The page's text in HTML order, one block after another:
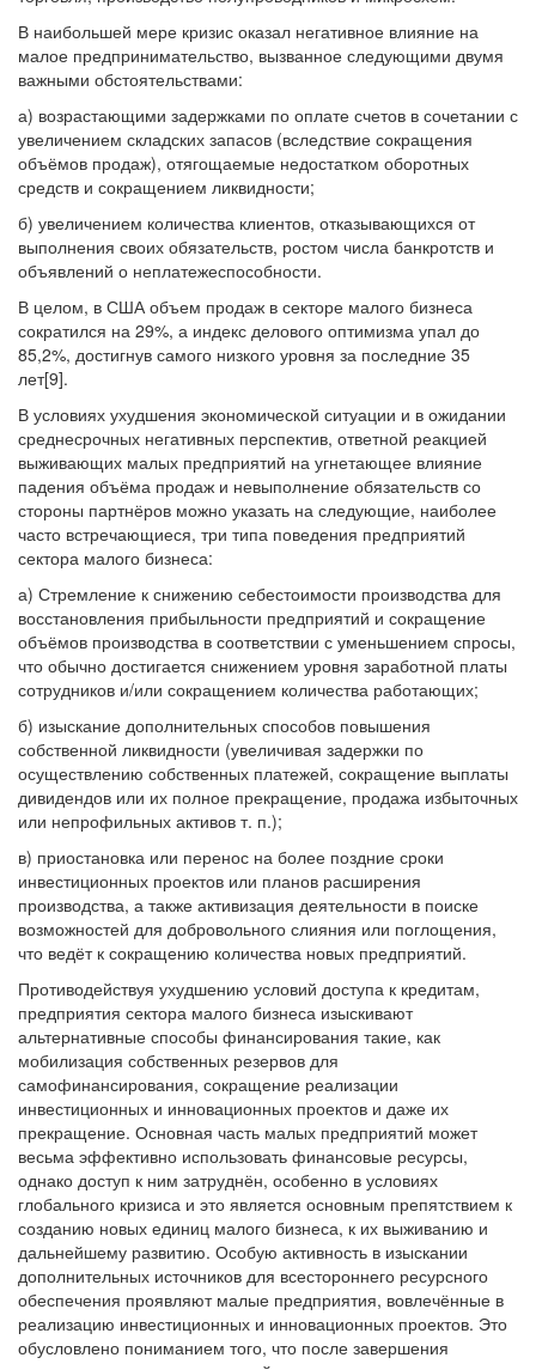
В наибольшей мере кризис оказал негативное влияние на
малое предпринимательство, вызванное следующими двумя
важными обстоятельствами:
а) возрастающими задержками по оплате счетов в сочетании с
увеличением складских запасов (вследствие сокращения
объёмов продаж), отягощаемые недостатком оборотных
средств и сокращением ликвидности;
б) увеличением количества клиентов, отказывающихся от
выполнения своих обязательств, ростом числа банкротств и
объявлений о неплатежеспособности.
В целом, в США объем продаж в секторе малого бизнеса
сократился на 29%, а индекс делового оптимизма упал до
85,2%, достигнув самого низкого уровня за последние 35
лет[9].
В условиях ухудшения экономической ситуации и в ожидании
среднесрочных негативных перспектив, ответной реакцией
выживающих малых предприятий на угнетающее влияние
падения объёма продаж и невыполнение обязательств со
стороны партнёров можно указать на следующие, наиболее
часто встречающиеся, три типа поведения предприятий
сектора малого бизнеса:
а) Стремление к снижению себестоимости производства для
восстановления прибыльности предприятий и сокращение
объёмов производства в соответствии с уменьшением спросы,
что обычно достигается снижением уровня заработной платы
сотрудников и/или сокращением количества работающих;
б) изыскание дополнительных способов повышения
собственной ликвидности (увеличивая задержки по
осуществлению собственных платежей, сокращение выплаты
дивидендов или их полное прекращение, продажа избыточных
или непрофильных активов т. п.);
в) приостановка или перенос на более поздние сроки
инвестиционных проектов или планов расширения
производства, а также активизация деятельности в поиске
возможностей для добровольного слияния или поглощения,
что ведёт к сокращению количества новых предприятий.
Противодействуя ухудшению условий доступа к кредитам,
предприятия сектора малого бизнеса изыскивают
альтернативные способы финансирования такие, как
мобилизация собственных резервов для
самофинансирования, сокращение реализации
инвестиционных и инновационных проектов и даже их
прекращение. Основная часть малых предприятий может
весьма эффективно использовать финансовые ресурсы,
однако доступ к ним затруднён, особенно в условиях
глобального кризиса и это является основным препятствием к
созданию новых единиц малого бизнеса, к их выживанию и
дальнейшему развитию. Особую активность в изыскании
дополнительных источников для всестороннего ресурсного
обеспечения проявляют малые предприятия, вовлечённые в
реализацию инвестиционных и инновационных проектов. Это
обусловлено пониманием того, что после завершения